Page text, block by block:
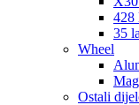
428
35
Wheel
Ostali